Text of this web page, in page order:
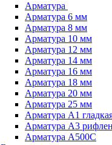
Арматура
Арматура 6 мм
Арматура 8 мм
Арматура 10 мм
Арматура 12 мм
Арматура 14 мм
Арматура 16 мм
Арматура 18 мм
Арматура 20 мм
Арматура 25 мм
Арматура А1
Арматура А3
Арматура А500С